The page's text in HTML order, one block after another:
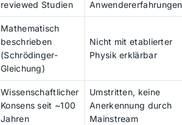
reviewed Studien
Anwendererfahrungen
Mathematisch
beschrieben
(Schrödinger-
Gleichung)
Nicht mit etablierter
Physik erklärbar
Wissenschaftlicher
Konsens seit ~100
Jahren
Umstritten, keine
Anerkennung durch
Mainstream